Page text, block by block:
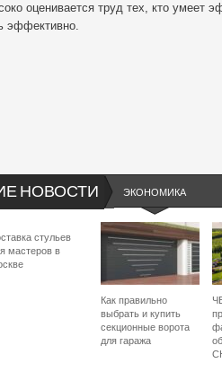
оценивается труд тех, кто умеет
эффективно.
НОВОСТИ ЭКОНОМИКА
стульев
мастеров в
Как правильно
выбрать и купить
секционные ворота
для гаража